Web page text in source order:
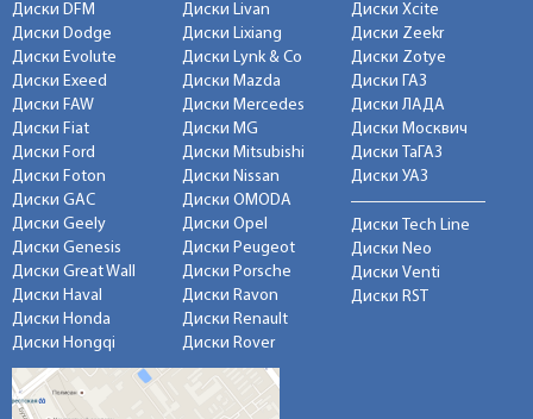
Диски DFM
Диски Dodge
Диски Evolute
Диски Exeed
Диски FAW
Диски Fiat
Диски Ford
Диски Foton
Диски GAC
Диски Geely
Диски Genesis
Диски Great Wall
Диски Haval
Диски Honda
Диски Hongqi
Диски Livan
Диски Lixiang
Диски Lynk & Co
Диски Mazda
Диски Mercedes
Диски MG
Диски Mitsubishi
Диски Nissan
Диски OMODA
Диски Opel
Диски Peugeot
Диски Porsche
Диски Ravon
Диски Renault
Диски Rover
Диски Xcite
Диски Zeekr
Диски Zotye
Диски ГАЗ
Диски ЛАДА
Диски Москвич
Диски ТаГАЗ
Диски УАЗ
Диски Tech Line
Диски Neo
Диски Venti
Диски RST